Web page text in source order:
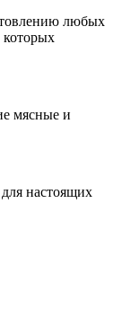
любых
которых
мясные и
настоящих